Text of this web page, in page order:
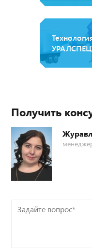
Получить
Задайте